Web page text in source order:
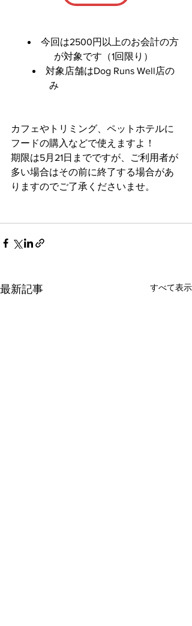
今回は2500円以上のお会計の方
が対象です（1回限り）
対象店舗はDog Runs Well店の
み
カフェやトリミング、ペットホテルに
フードの購入などで使えますよ！
期限は5月21日までですが、ご利用者が
多い場合はその前に終了する場合があ
りますのでご了承くださいませ。
最新記事 すべて表示